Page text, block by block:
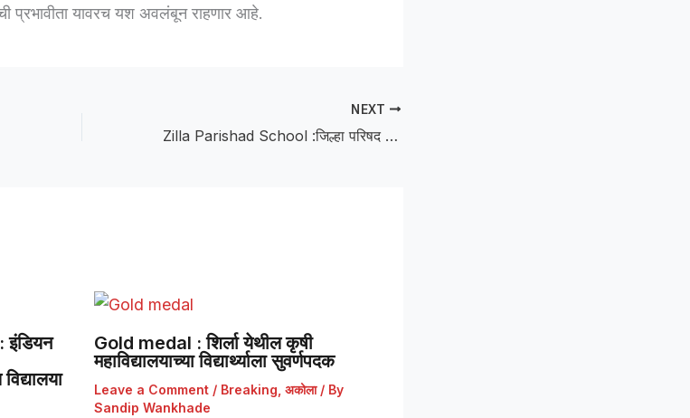
प्रभावीता यावरच यश अवलंबून राहणार आहे.
NEXT
Zilla Parishad School :जिल्हा परिषद शाळांसाठी “झेप” उपक्रमाची सुरुवात; शिक्षणात नवपरिवर्तनाची नांदी
Gold medal : शिर्ला येथील कृषी
महाविद्यालयाच्या विद्यार्थ्याला सुवर्णपदक
Leave a Comment / Breaking अकोला/ By
Sandip Wankhade